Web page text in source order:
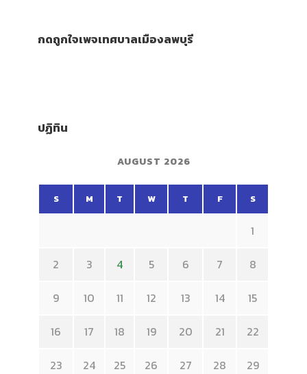
กดถูกใจเพจเทศบาลเมืองลพบุรี
ปฏิทิน
AUGUST 2026
S M T W T F S
1
2 3 4 5 6 7 8
9 10 11 12 13 14 15
16 17 18 19 20 21 22
23 24 25 26 27 28 29